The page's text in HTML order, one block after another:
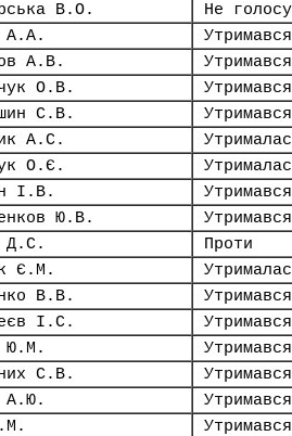
В.О.
Не
А.А.
Утримався
А.В.
Утримався
О.В.
Утримався
С.В.
Утримався
А.С.
О.Є.
І.В.
Утримався
Ю.В.
Утримався
Д.С.
Проти
Є.М.
В.В.
Утримався
І.С.
Утримався
Ю.М.
Утримався
С.В.
Утримався
А.Ю.
Утримався
Утримався